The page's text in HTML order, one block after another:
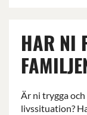
HAR NI
Är ni trygga och
livssituation?